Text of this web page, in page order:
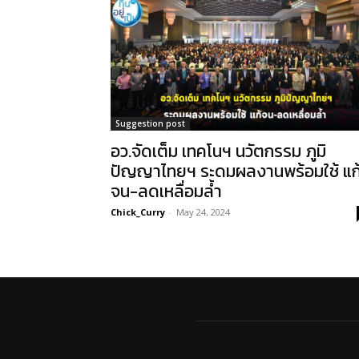
Suggestion post
อว.จัดเต็ม เทคโนฯ นวัตกรรม ภูมิ
ปัญญาไทยฯ ระดมผลงานพร้อมใช้ แ
จน-ลดเหลื่อมล้ำ
Chick_Curry - May 24, 2024